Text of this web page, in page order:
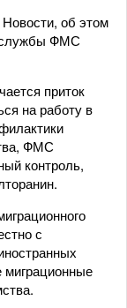
об этом
службы ФМС
приток
на работу в
ФМС
контроль,
с
миграционные